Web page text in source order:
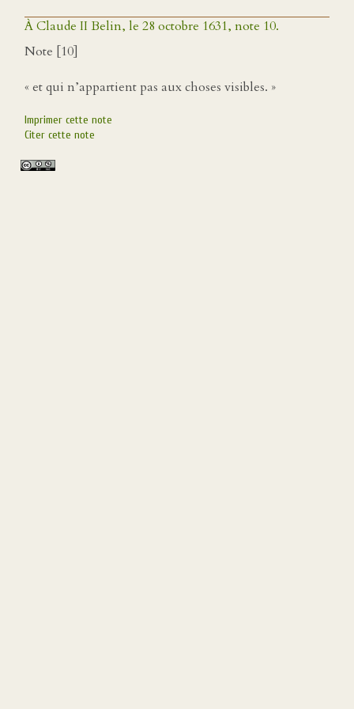
À Claude II Belin, le 28 octobre 1631, note 10.
Note [10]
« et qui n’appartient pas aux choses visibles. »
Imprimer cette note
Citer cette note